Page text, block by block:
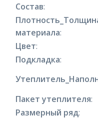
Состав:
материала:
Цвет:
Подкладка:
Пакет утеплителя:
Размерный ряд: